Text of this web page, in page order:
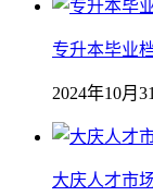
专升本毕业
2024年10月
大庆人才市